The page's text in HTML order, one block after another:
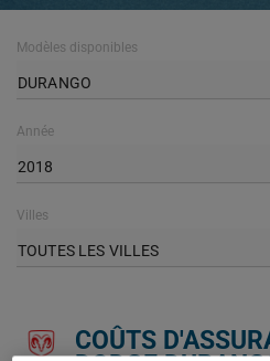
Modèles disponibles
DURANGO
Année
2018
Villes
TOUTES LES VILLES
COÛTS